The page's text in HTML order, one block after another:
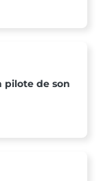
pilote de son